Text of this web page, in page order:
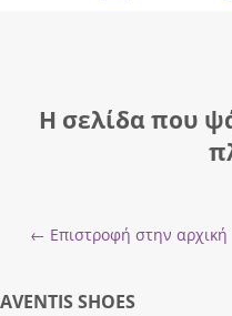
Η σελίδα που
← Επιστροφή στην αρχική
AVENTIS SHOES